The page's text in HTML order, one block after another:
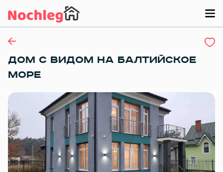
ДОМ С ВИДОМ НА БАЛТИЙСКОЕ
МОРЕ